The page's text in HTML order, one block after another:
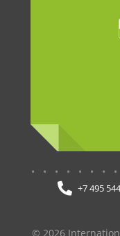
+7 495
© 2026